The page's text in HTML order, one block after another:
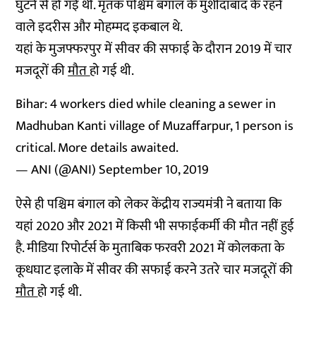
घुटने से हो गई थी. मृतक पश्चिम बंगाल के मुर्शीदाबाद के रहने
वाले इदरीस और मोहम्मद इकबाल थे.
यहां के मुजफ्फरपुर में सीवर की सफाई के दौरान 2019 में चार
मजदूरों कीमौतहो गई थी.
Bihar: 4 workers died while cleaning a sewer in
Madhuban Kanti village of Muzaffarpur, 1 person is
critical. More details awaited.
— ANI (@ANI)September 10, 2019
ऐसे ही पश्चिम बंगाल को लेकर केंद्रीय राज्यमंत्री ने बताया कि
यहां 2020 और 2021 में किसी भी सफाईकर्मी की मौत नहीं हुई
है. मीडिया रिपोर्टर्स के मुताबिक फरवरी 2021 में कोलकता के
कूधघाट इलाके में सीवर की सफाई करने उतरे चार मजदूरों की
मौतहो गई थी.